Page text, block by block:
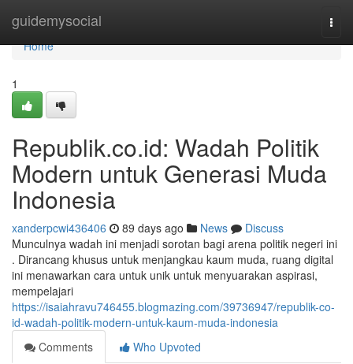
guidemysocial
Home
Home
1
Republik.co.id: Wadah Politik
Modern untuk Generasi Muda
Indonesia
xanderpcwi436406 89 days ago News
Discuss
Munculnya wadah ini menjadi sorotan bagi arena politik negeri ini
. Dirancang khusus untuk menjangkau kaum muda, ruang digital
ini menawarkan cara untuk unik untuk menyuarakan aspirasi,
mempelajari
https://isaiahravu746455.blogmazing.com/39736947/republik-co-
id-wadah-politik-modern-untuk-kaum-muda-indonesia
Comments
Who Upvoted